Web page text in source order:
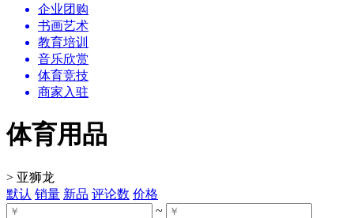
企业团购
书画艺术
教育培训
音乐欣赏
体育竞技
商家入驻
体育用品
> 亚狮龙
默认 销量 新品 评论数 价格
~